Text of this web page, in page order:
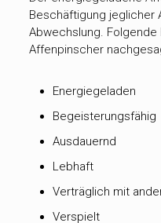
Beschäftigung jeglicher
Abwechslung.
Affenpinscher
Energiegeladen
Begeisterungsfähig
Ausdauernd
Lebhaft
Verträglich mit
Verspielt